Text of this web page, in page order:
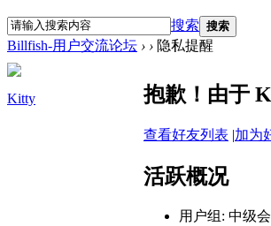
搜索 搜索
Billfish-用户交流论坛 › › 隐私提醒
Kitty 抱歉！由于
查看好友列表 |加为
活跃概况
用户组: 中级